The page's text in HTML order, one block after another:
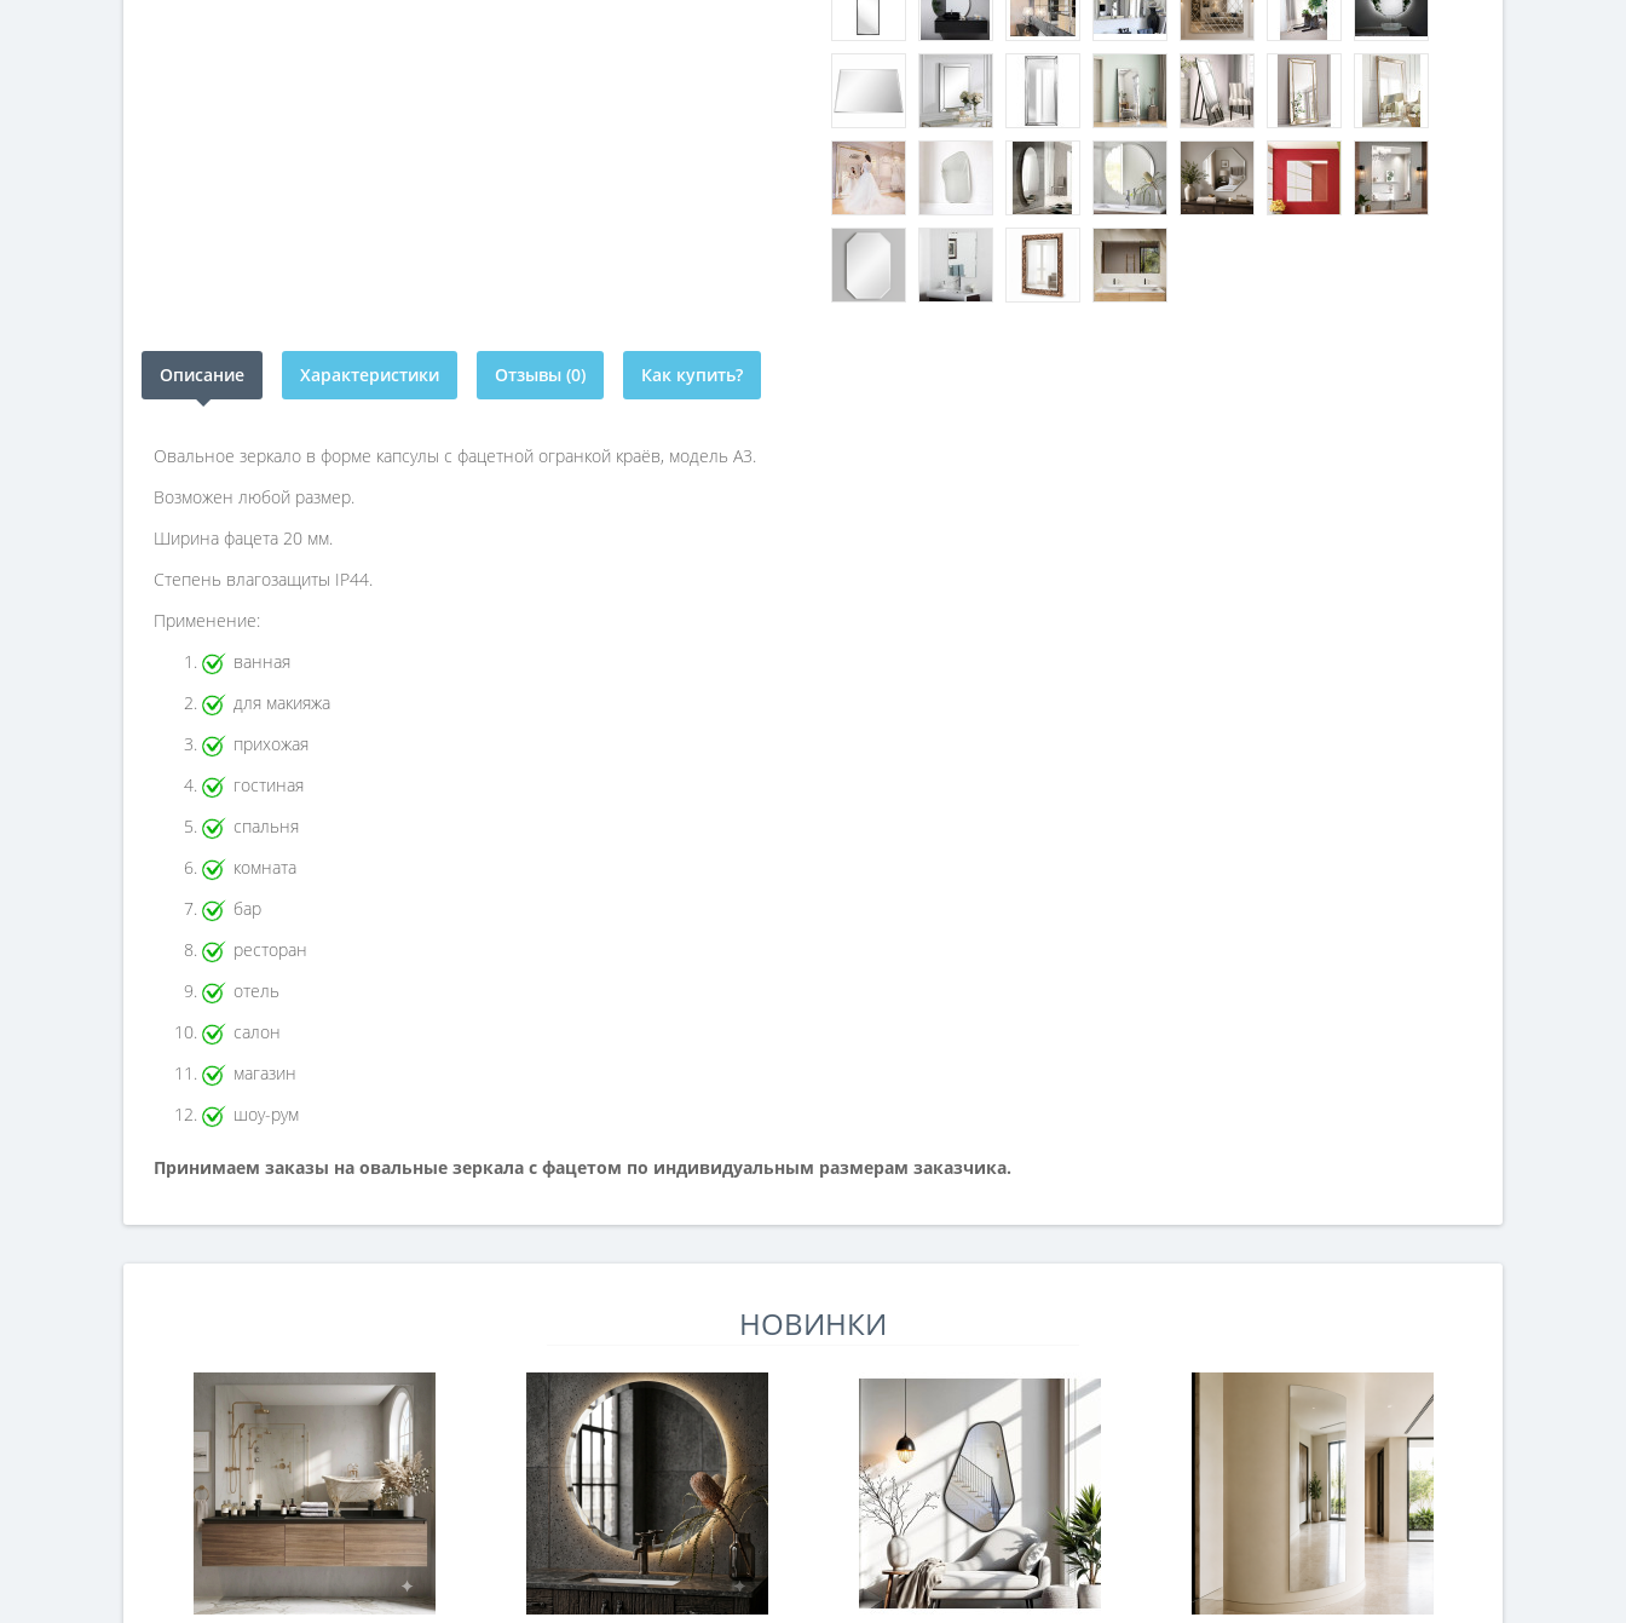
Описание Характеристики Отзывы (0) Как купить?
Овальное зеркало в форме капсулы с фацетной огранкой краёв, модель A3.
Возможен любой размер.
Ширина фацета 20 мм.
Степень влагозащиты IP44.
Применение:
ванная
для макияжа
прихожая
гостиная
спальня
комната
бар
ресторан
отель
салон
магазин
шоу-рум
Принимаем заказы на овальные зеркала с фацетом по индивидуальным размерам заказчика.
НОВИНКИ